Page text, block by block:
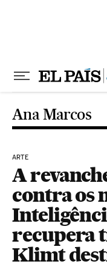
Ana Marcos
ARTE
A
contra os
recupera
Klimt